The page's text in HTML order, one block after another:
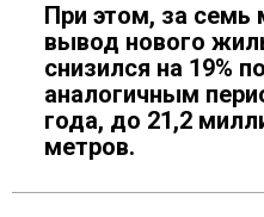
При этом, за семь
вывод нового
снизился на 19%
аналогичным
года, до 21,2
метров.